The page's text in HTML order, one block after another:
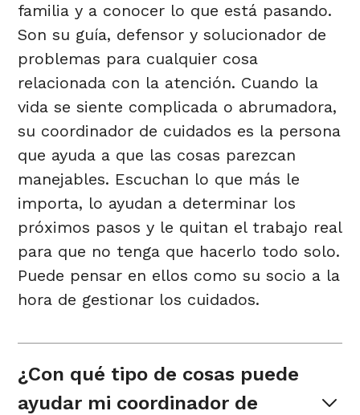
familia y a conocer lo que está pasando.
Son su guía, defensor y solucionador de
problemas para cualquier cosa
relacionada con la atención. Cuando la
vida se siente complicada o abrumadora,
su coordinador de cuidados es la persona
que ayuda a que las cosas parezcan
manejables. Escuchan lo que más le
importa, lo ayudan a determinar los
próximos pasos y le quitan el trabajo real
para que no tenga que hacerlo todo solo.
Puede pensar en ellos como su socio a la
hora de gestionar los cuidados.
¿Con qué tipo de cosas puede
ayudar mi coordinador de